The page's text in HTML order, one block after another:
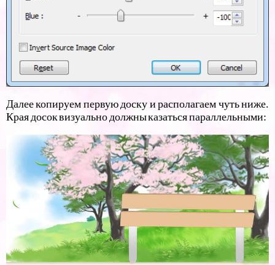
Далее копируем первую доску и располагаем чуть ниже.
Края досок визуально должны казаться параллельными: